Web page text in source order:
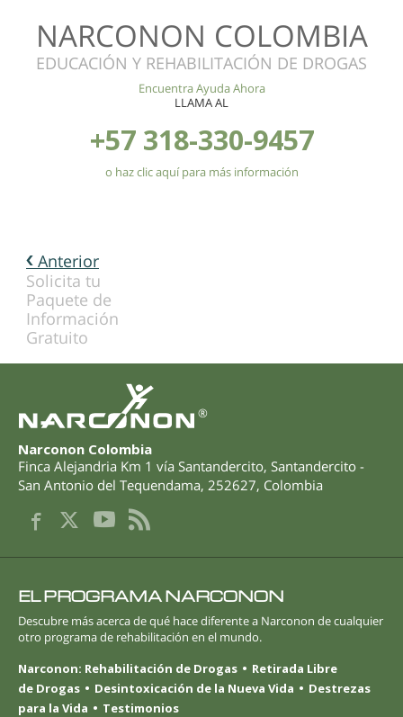
NARCONON COLOMBIA
EDUCACIÓN Y REHABILITACIÓN DE DROGAS
Encuentra Ayuda Ahora
LLAMA AL
+57 318-330-9457
o haz clic aquí para más información
Anterior
Solicita tu
Paquete de
Información
Gratuito
®
Narconon Colombia
Finca Alejandria Km 1 vía Santandercito, Santandercito -
San Antonio del Tequendama, 252627, Colombia
EL PROGRAMA NARCONON
Descubre más acerca de qué hace diferente a Narconon de cualquier
otro programa de rehabilitación en el mundo.
Narconon: Rehabilitación de Drogas
Retirada Libre
de Drogas
Desintoxicación de la Nueva Vida
Destrezas
para la Vida
Testimonios